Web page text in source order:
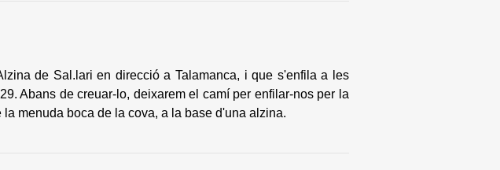
de Sal.lari en direcció a Talamanca, i que s'enfila a les
Abans de creuar-lo, deixarem el camí per enfilar-nos per la
menuda boca de la cova, a la base d'una alzina.